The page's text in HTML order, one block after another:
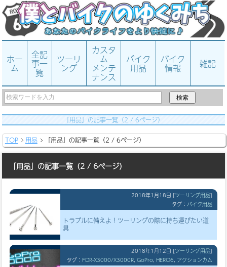
ホー
ム
全記
事一
覧
ツーリ
ング
カスタ
ム
メンテ
ナンス
バイク
用品
バイク
情報 雑記
「用品」の記事一覧（2 / 6ページ）
TOP 用品 「用品」の記事一覧（2 / 6ページ）
「用品」の記事一覧（2 / 6ページ）
2018年1月18日 [ツーリング用品]
タグ： バイク用品
トラブルに備えよ！ツーリングの際に持ち運びたい道
具
2018年1月12日 [ツーリング用品]
タグ： FDR-X3000/X3000R, GoPro, HERO6, アクションカム